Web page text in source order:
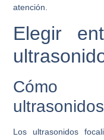
atención.
Elegir
Cómo
Los ultrasonidos